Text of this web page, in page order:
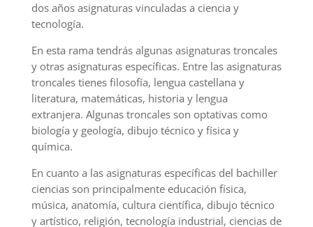
dos años asignaturas vinculadas a ciencia y
tecnología.
En esta rama tendrás algunas asignaturas troncales
y otras asignaturas específicas. Entre las asignaturas
troncales tienes filosofía, lengua castellana y
literatura, matemáticas, historia y lengua
extranjera. Algunas troncales son optativas como
biología y geología, dibujo técnico y física y
química.
En cuanto a las asignaturas específicas del bachiller
ciencias son principalmente educación física,
música, anatomía, cultura científica, dibujo técnico
y artístico, religión, tecnología industrial, ciencias de